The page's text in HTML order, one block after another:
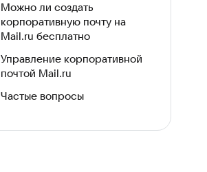
Можно ли создать
корпоративную почту на
Mail.ru бесплатно
Управление корпоративной
почтой Mail.ru
Частые вопросы